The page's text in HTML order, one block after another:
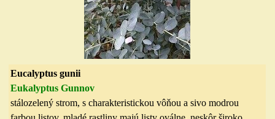
Eucalyptus gunii
Eukalyptus Gunnov
stálozelený strom, s charakteristickou vôňou a sivo modrou